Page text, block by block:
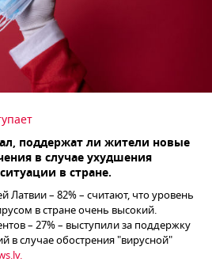
поддержат ли жители новые
в случае ухудшения
в стране.
– 82% – считают, что уровень
в стране очень высокий.
– 27% – выступили за поддержку
в случае обострения "вирусной"